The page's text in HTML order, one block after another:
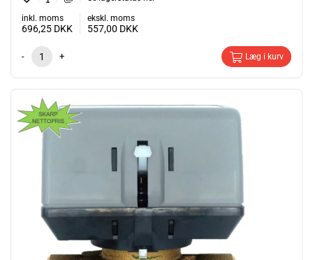
inkl. moms
696,25 DKK
ekskl. moms
557,00 DKK
- + Læg i kurv